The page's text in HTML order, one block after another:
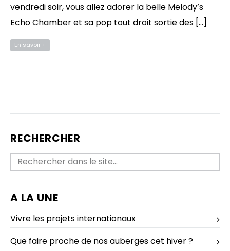
vendredi soir, vous allez adorer la belle Melody’s
Echo Chamber et sa pop tout droit sortie des […]
En savoir +
RECHERCHER
A LA UNE
Vivre les projets internationaux
Que faire proche de nos auberges cet hiver ?